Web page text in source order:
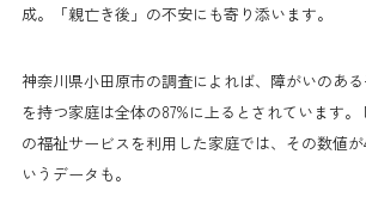
成。「親亡き後」の不安にも寄り添います。
神奈川県小田原市の調査によれば、障がいのあ
を持つ家庭は全体の87%に上るとされています
の福祉サービスを利用した家庭では、その数値
いうデータも。